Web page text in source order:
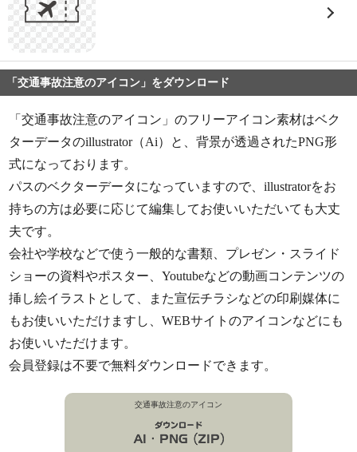
「交通事故注意のアイコン」をダウンロード
「交通事故注意のアイコン」のフリーアイコン素材はベク
ターデータのillustrator（Ai）と、背景が透過されたPNG形
式になっております。
パスのベクターデータになっていますので、illustratorをお
持ちの方は必要に応じて編集してお使いいただいても大丈
夫です。
会社や学校などで使う一般的な書類、プレゼン・スライド
ショーの資料やポスター、Youtubeなどの動画コンテンツの
挿し絵イラストとして、また宣伝チラシなどの印刷媒体に
もお使いいただけますし、WEBサイトのアイコンなどにも
お使いいただけます。
会員登録は不要で無料ダウンロードできます。
交通事故注意のアイコン